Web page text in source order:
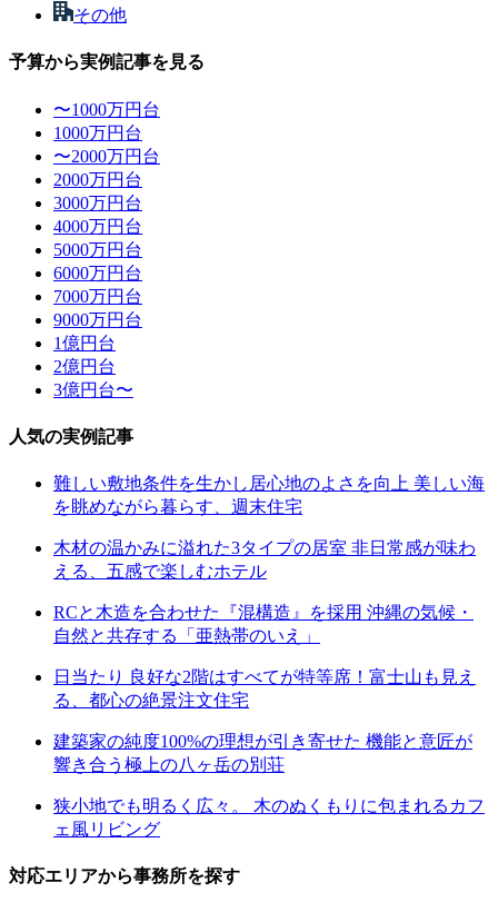
その他
予算から実例記事を見る
〜1000万円台
1000万円台
〜2000万円台
2000万円台
3000万円台
4000万円台
5000万円台
6000万円台
7000万円台
9000万円台
1億円台
2億円台
3億円台〜
人気の実例記事
難しい敷地条件を生かし居心地のよさを向上 美しい海
を眺めながら暮らす、週末住宅
木材の温かみに溢れた3タイプの居室 非日常感が味わ
える、五感で楽しむホテル
RCと木造を合わせた『混構造』を採用 沖縄の気候・
自然と共存する「亜熱帯のいえ」
日当たり 良好な2階はすべてが特等席！富士山も見え
る、都心の絶景注文住宅
建築家の純度100%の理想が引き寄せた 機能と意匠が
響き合う極上の八ヶ岳の別荘
狭小地でも明るく広々。 木のぬくもりに包まれるカフ
ェ風リビング
対応エリアから事務所を探す